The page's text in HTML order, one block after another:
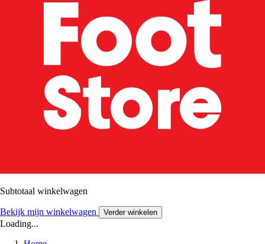
Subtotaal winkelwagen
Bekijk mijn winkelwagen Verder winkelen
Loading...